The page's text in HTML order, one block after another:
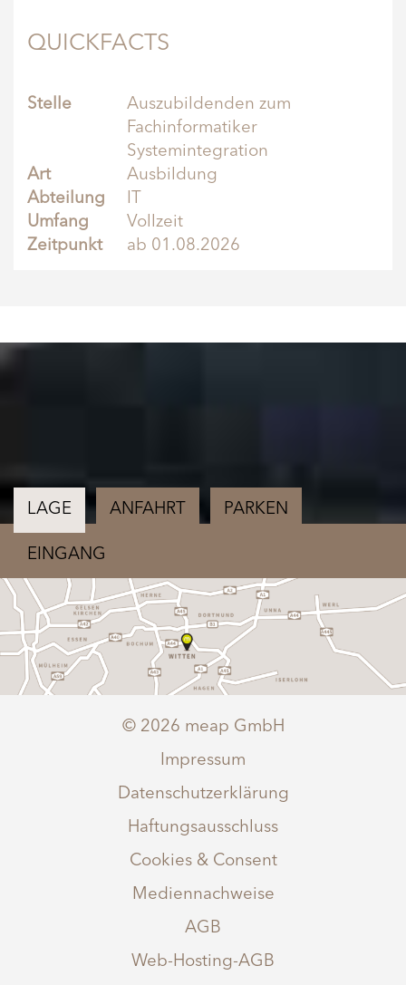
QUICKFACTS
Stelle
Auszubildenden zum
Fachinformatiker
Systemintegration
Art
Ausbildung
Abteilung
IT
Umfang
Vollzeit
Zeitpunkt
ab 01.08.2026
LAGE ANFAHRT PARKEN
EINGANG
© 2026 meap GmbH
Impressum
Datenschutzerklärung
Haftungsausschluss
Cookies & Consent
Mediennachweise
AGB
Web-Hosting-AGB